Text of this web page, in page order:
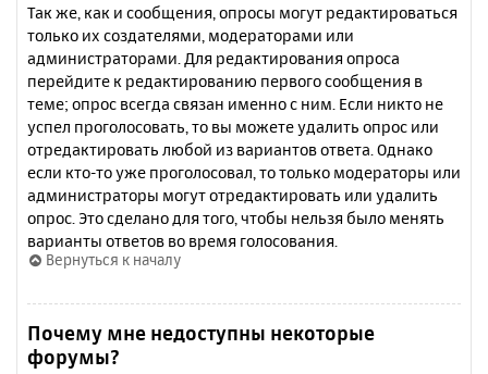
Так же, как и сообщения, опросы могут редактироваться
только их создателями, модераторами или
администраторами. Для редактирования опроса
перейдите к редактированию первого сообщения в
теме; опрос всегда связан именно с ним. Если никто не
успел проголосовать, то вы можете удалить опрос или
отредактировать любой из вариантов ответа. Однако
если кто-то уже проголосовал, то только модераторы или
администраторы могут отредактировать или удалить
опрос. Это сделано для того, чтобы нельзя было менять
варианты ответов во время голосования.
Вернуться к началу
Почему мне недоступны некоторые
форумы?